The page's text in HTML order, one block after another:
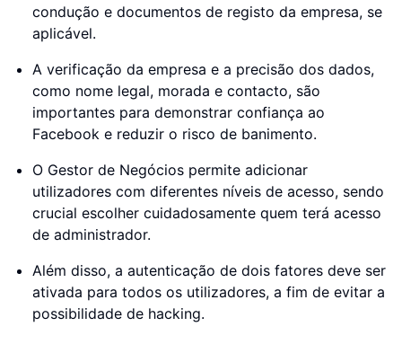
condução e documentos de registo da empresa, se
aplicável.
A verificação da empresa e a precisão dos dados,
como nome legal, morada e contacto, são
importantes para demonstrar confiança ao
Facebook e reduzir o risco de banimento.
O Gestor de Negócios permite adicionar
utilizadores com diferentes níveis de acesso, sendo
crucial escolher cuidadosamente quem terá acesso
de administrador.
Além disso, a autenticação de dois fatores deve ser
ativada para todos os utilizadores, a fim de evitar a
possibilidade de hacking.